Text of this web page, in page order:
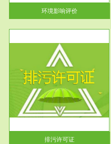
环境影响评价
告书、...
排污许可证
服务范围
应急预案
根据《中华人民共和国环境保护
法》第十九条 企业事业单位应
当按照...